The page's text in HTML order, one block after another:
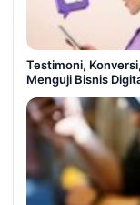
Testimoni,
Menguji Bisnis